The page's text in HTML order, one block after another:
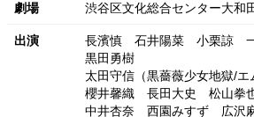
劇場 渋谷区文化総合センター大和
出演 長濱慎 石井陽菜 小栗諒
黒田勇樹
太田守信（黒薔薇少女地獄/エ
櫻井馨織
長田大史 松山拳
中井杏奈
西園みすず 広沢